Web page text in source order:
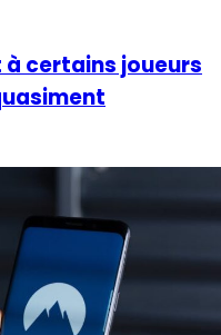
certains joueurs